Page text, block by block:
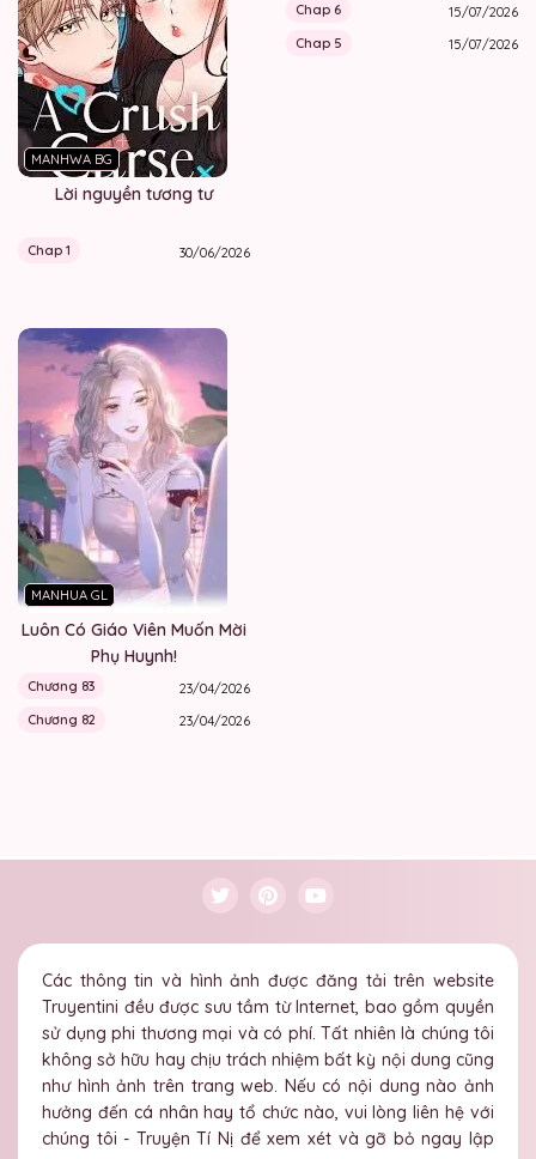
MANHWA BG
Lời nguyền tương tư
Chap 1 30/06/2026
Chap 6
15/07/2026
Chap 5
15/07/2026
MANHUA GL
Luôn Có Giáo Viên Muốn Mời
Phụ Huynh!
Chương 83
23/04/2026
Chương 82
23/04/2026
Các thông tin và hình ảnh được đăng tải trên website
Truyentini đều được sưu tầm từ Internet, bao gồm quyền
sử dụng phi thương mại và có phí. Tất nhiên là chúng tôi
không sở hữu hay chịu trách nhiệm bất kỳ nội dung cũng
như hình ảnh trên trang web. Nếu có nội dung nào ảnh
hưởng đến cá nhân hay tổ chức nào, vui lòng liên hệ với
chúng tôi - Truyện Tí Nị để xem xét và gỡ bỏ ngay lập